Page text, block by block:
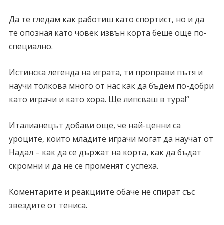
Да те гледам как работиш като спортист, но и да
те опозная като човек извън корта беше още по-
специално.
Истинска легенда на играта, ти проправи пътя и
научи толкова много от нас как да бъдем по-добри
като играчи и като хора. Ще липсваш в тура!“
Италианецът добави още, че най-ценни са
уроците, които младите играчи могат да научат от
Надал – как да се държат на корта, как да бъдат
скромни и да не се променят с успеха.
Коментарите и реакциите обаче не спират със
звездите от тениса.